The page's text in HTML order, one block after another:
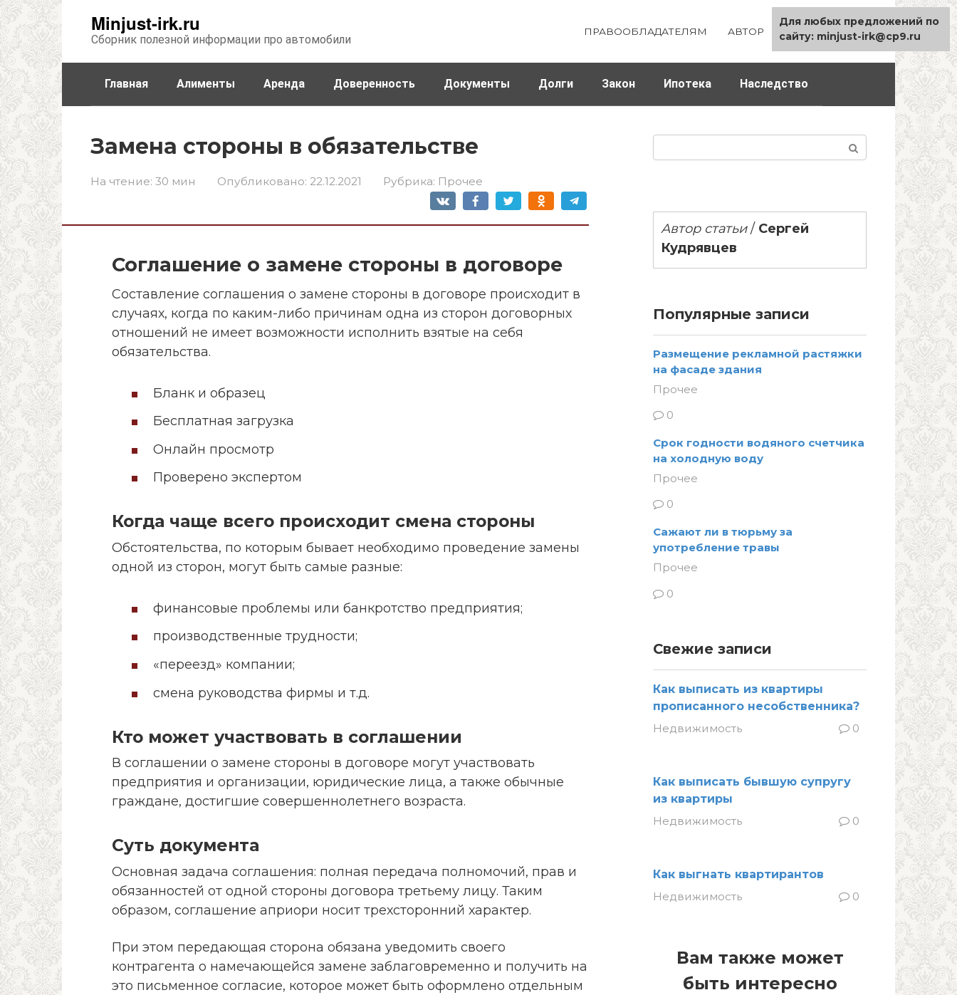
Minjust-irk.ru
Сборник полезной информации про автомобили
ПРАВООБЛАДАТЕЛЯМ АВТОР КАРТА САЙТА
Главная Алименты Аренда Доверенность Документы Долги Закон Ипотека Наследство
Замена стороны в обязательстве
На чтение: 30 мин Опубликовано: 22.12.2021 Рубрика: Прочее
Соглашение о замене стороны в договоре
Составление соглашения о замене стороны в договоре происходит в
случаях, когда по каким-либо причинам одна из сторон договорных
отношений не имеет возможности исполнить взятые на себя
обязательства.
Бланк и образец
Бесплатная загрузка
Онлайн просмотр
Проверено экспертом
Когда чаще всего происходит смена стороны
Обстоятельства, по которым бывает необходимо проведение замены
одной из сторон, могут быть самые разные:
финансовые проблемы или банкротство предприятия;
производственные трудности;
«переезд» компании;
смена руководства фирмы и т.д.
Кто может участвовать в соглашении
В соглашении о замене стороны в договоре могут участвовать
предприятия и организации, юридические лица, а также обычные
граждане, достигшие совершеннолетнего возраста.
Суть документа
Основная задача соглашения: полная передача полномочий, прав и
обязанностей от одной стороны договора третьему лицу. Таким
образом, соглашение априори носит трехсторонний характер.
При этом передающая сторона обязана уведомить своего
контрагента о намечающейся замене заблаговременно и получить на
это письменное согласие, которое может быть оформлено отдельным
Автор статьи/ Сергей
Кудрявцев
Популярные записи
Размещение рекламной растяжки
на фасаде здания
Прочее
0
Срок годности водяного счетчика
на холодную воду
Прочее
0
Сажают ли в тюрьму за
употребление травы
Прочее
0
Свежие записи
Как выписать из квартиры
прописанного несобственника?
Недвижимость
0
Как выписать бывшую супругу
из квартиры
Недвижимость
0
Как выгнать квартирантов
Недвижимость
0
Вам также может
быть интересно
Для любых предложений по
сайту: minjust-irk@cp9.ru